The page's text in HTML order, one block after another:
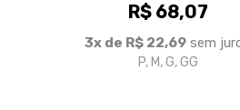
R$ 68,07
3x de R$ 22,69 sem
P, M, G, GG